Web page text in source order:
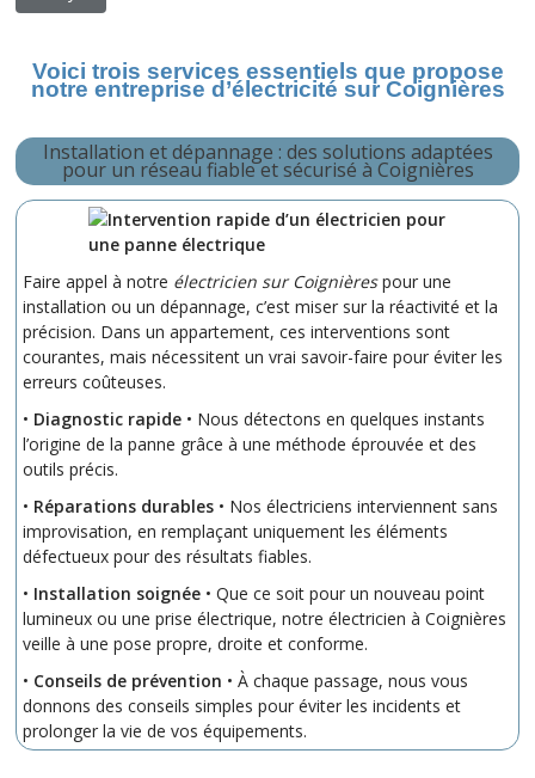
Voici trois services essentiels que propose
notre entreprise d’électricité sur Coignières
Installation et dépannage : des solutions adaptées
pour un réseau fiable et sécurisé à Coignières
Faire appel à notre électricien sur Coignièrespour une
installation ou un dépannage, c’est miser sur la réactivité et la
précision. Dans un appartement, ces interventions sont
courantes, mais nécessitent un vrai savoir-faire pour éviter les
erreurs coûteuses.
• Diagnostic rapide • Nous détectons en quelques instants
l’origine de la panne grâce à une méthode éprouvée et des
outils précis.
• Réparations durables • Nos électriciens interviennent sans
improvisation, en remplaçant uniquement les éléments
défectueux pour des résultats fiables.
• Installation soignée • Que ce soit pour un nouveau point
lumineux ou une prise électrique, notre électricien à Coignières
veille à une pose propre, droite et conforme.
• Conseils de prévention • À chaque passage, nous vous
donnons des conseils simples pour éviter les incidents et
prolonger la vie de vos équipements.